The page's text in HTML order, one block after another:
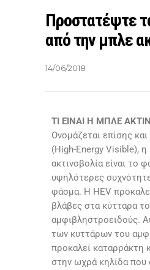
Προστατέψτε
από την μπλε
14/06/2018
ΤΙ ΕΙΝΑΙ Η ΜΠΛΕ
Ονομάζεται επίσης
(High-Energy Visible), η
ακτινοβολία είναι το
υψηλότερες
φάσμα. Η HEV
βλάβες στα κύτταρα
αμφιβληστροειδούς.
των κυττάρων του
προκαλεί καταρράκτη
στην ωχρά κηλίδα που